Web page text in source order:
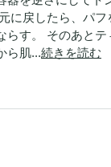
に戻したら、パ
らす。 そのあと
ら肌...続きを読む